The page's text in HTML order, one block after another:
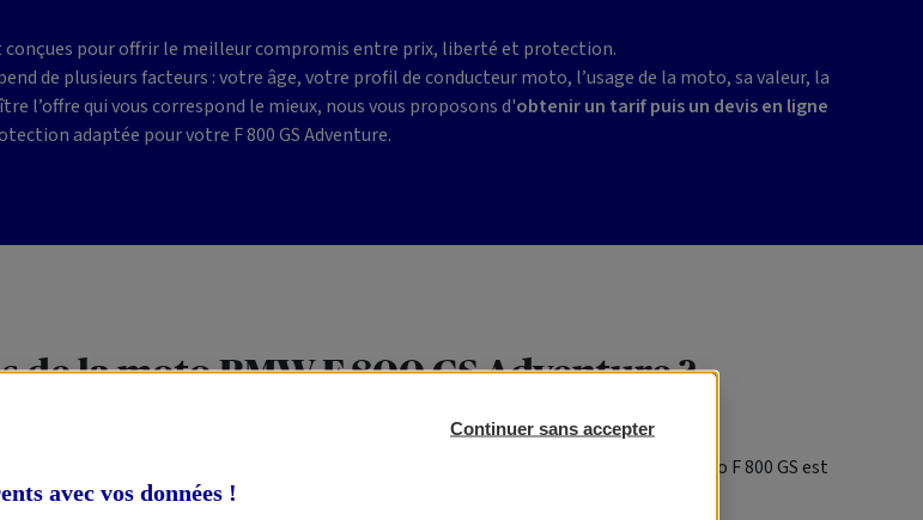
Continuer sans accepter
avec vos données !
conçues pour offrir le meilleur compromis entre prix, liberté et protection.
de plusieurs facteurs : votre âge, votre profil de conducteur moto, l’usage de la moto, sa valeur, la
l’offre qui vous correspond le mieux, nous vous proposons d'obtenir un tarif puis un devis en ligne
adaptée pour votre F 800 GS Adventure.
de la moto BMW F 800 GS Adventure ?
F 800 GS Adventure s’adapte au tout-terrain. Cette version enduro de la fameuse moto F 800 GS est
de 798 cm3, qui libère une puissance maximale de 85 chevaux (63 kW).